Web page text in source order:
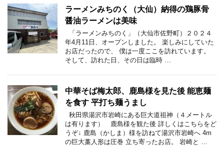
ラーメンみちのく（大仙）納得の鶏豚骨
醤油ラーメンは美味
「ラーメンみちのく」（大仙市佐野町）２０２４
年4月11日、オープンしました。 楽しみにしていた
お店だったので、 僕は一度ここを訪れています。
そして、訪れた日、その日は臨時 …
中華そば梅太郎、鹿島様を見た後 能恵麺
を食す 平打ち麺うまし
秋田県湯沢市岩崎にある巨大道祖神（４メートル
は有ります） 鹿島様を観た後 詳しくはこちらをど
うぞ↓ 鹿島（かしま）様を訪ねて湯沢市岩崎へ 4m
の巨大藁人形は圧巻 立ち寄ったお店。 岩崎と …